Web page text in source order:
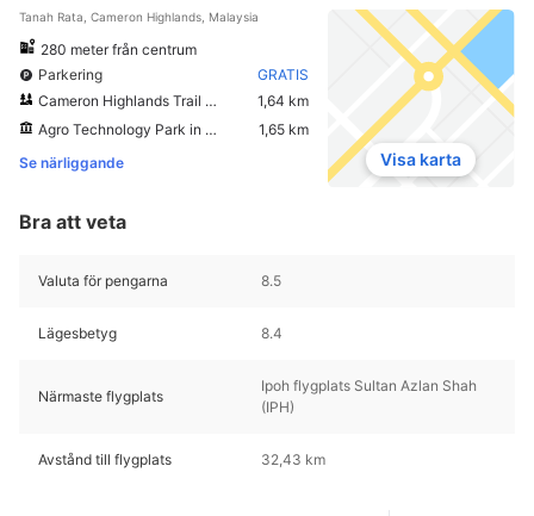
Tanah Rata, Cameron Highlands, Malaysia
280 meter från centrum
Parkering
GRATIS
Cameron Highlands Trail No. 10
1,64 km
Agro Technology Park in MARDI
1,65 km
Se närliggande
Visa karta
Bra att veta
Valuta för pengarna 8.5
Lägesbetyg 8.4
Närmaste flygplats
Ipoh flygplats Sultan Azlan Shah
(IPH)
Avstånd till flygplats 32,43 km